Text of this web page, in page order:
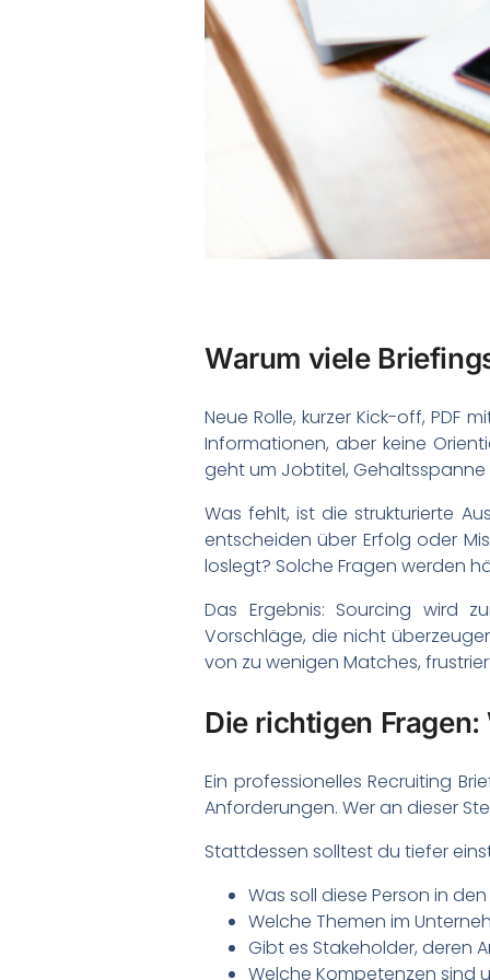
Warum viele
Neue Rolle, kurzer Kick-off, PDF
Informationen, aber keine
geht um Jobtitel, Gehaltsspanne
Was fehlt, ist die strukturierte
entscheiden über Erfolg oder
loslegt? Solche Fragen werden
Das Ergebnis: Sourcing wird
Vorschläge, die nicht
von zu wenigen Matches,
Die richtigen
Ein professionelles Recruiting
Anforderungen. Wer an dieser
Stattdessen solltest du tiefer
Was soll diese Person in
Welche Themen im
Gibt es Stakeholder, deren
Welche Kompetenzen sind